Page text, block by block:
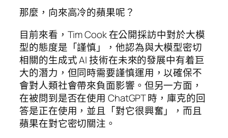
那麼，向來高冷的蘋果呢？
目前來看，Tim Cook 在公開採訪中對於大模
型的態度是「謹慎」，他認為與大模型密切
相關的生成式 AI 技術在未來的發展中有着巨
大的潛力，但同時需要謹慎運用，以確保不
會對人類社會帶來負面影響。但另一方面，
在被問到是否在使用 ChatGPT 時，庫克的回
答是正在使用，並且「對它很興奮」，而且
蘋果在對它密切關注。